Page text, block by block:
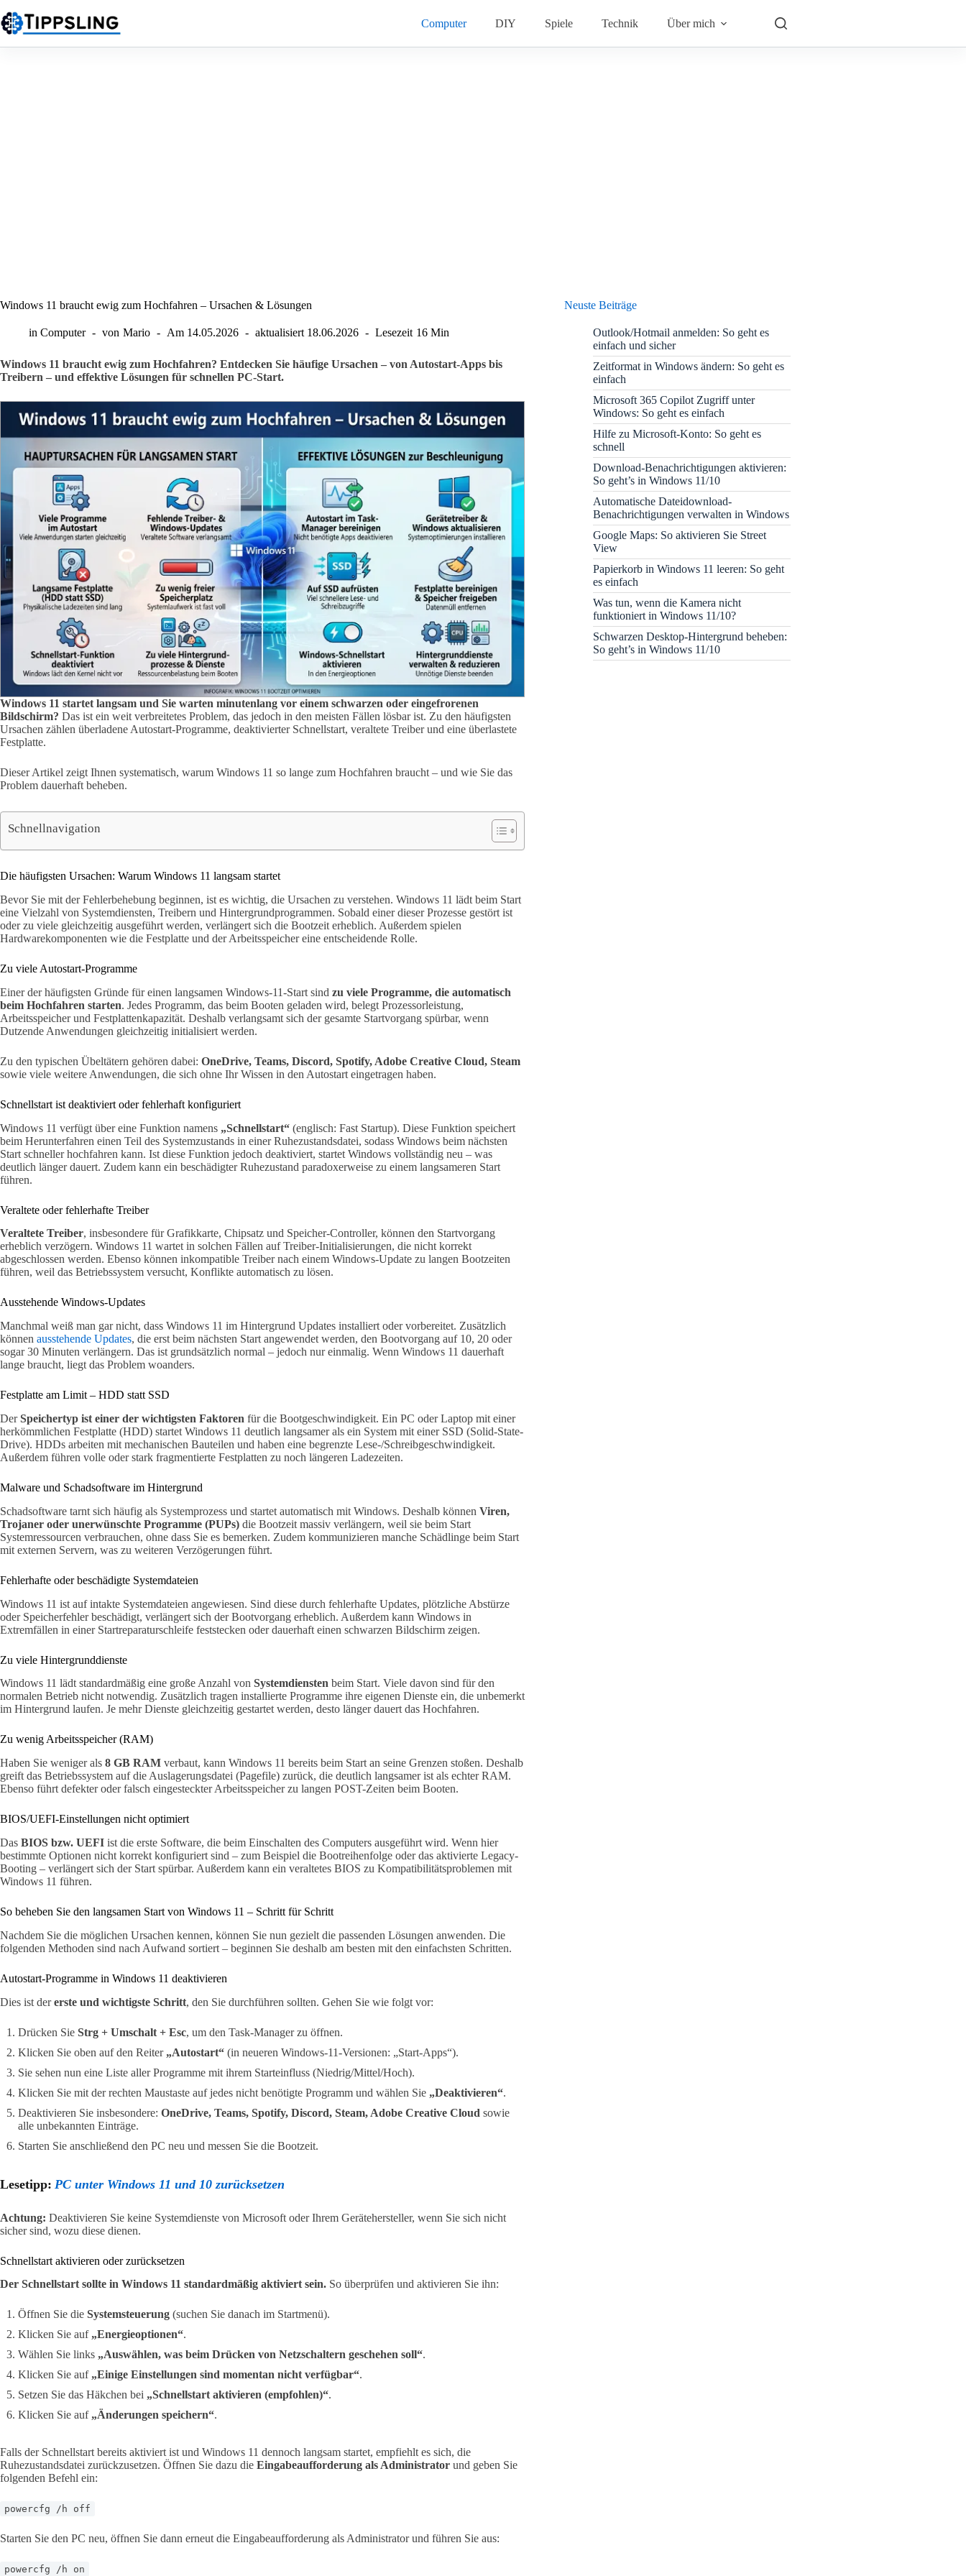
Inhalt
springen
Computer DIY Spiele Technik Über mich
Windows 11 braucht ewig zum Hochfahren – Ursachen & Lösungen
in Computer von Mario Am 14.05.2026 aktualisiert 18.06.2026 Lesezeit 16 Min
Windows 11 braucht ewig zum Hochfahren? Entdecken Sie häufige Ursachen – von Autostart-Apps bis
Treibern – und effektive Lösungen für schnellen PC-Start.
Windows 11 startet langsam und Sie warten minutenlang vor einem schwarzen oder eingefrorenen
Bildschirm? Das ist ein weit verbreitetes Problem, das jedoch in den meisten Fällen lösbar ist. Zu den häufigsten
Ursachen zählen überladene Autostart-Programme, deaktivierter Schnellstart, veraltete Treiber und eine überlastete
Festplatte.
Dieser Artikel zeigt Ihnen systematisch, warum Windows 11 so lange zum Hochfahren braucht – und wie Sie das
Problem dauerhaft beheben.
Schnellnavigation
Die häufigsten Ursachen: Warum Windows 11 langsam startet
Bevor Sie mit der Fehlerbehebung beginnen, ist es wichtig, die Ursachen zu verstehen. Windows 11 lädt beim Start
eine Vielzahl von Systemdiensten, Treibern und Hintergrundprogrammen. Sobald einer dieser Prozesse gestört ist
oder zu viele gleichzeitig ausgeführt werden, verlängert sich die Bootzeit erheblich. Außerdem spielen
Hardwarekomponenten wie die Festplatte und der Arbeitsspeicher eine entscheidende Rolle.
Zu viele Autostart-Programme
Einer der häufigsten Gründe für einen langsamen Windows-11-Start sind zu viele Programme, die automatisch
beim Hochfahren starten. Jedes Programm, das beim Booten geladen wird, belegt Prozessorleistung,
Arbeitsspeicher und Festplattenkapazität. Deshalb verlangsamt sich der gesamte Startvorgang spürbar, wenn
Dutzende Anwendungen gleichzeitig initialisiert werden.
Zu den typischen Übeltätern gehören dabei: OneDrive, Teams, Discord, Spotify, Adobe Creative Cloud, Steam
sowie viele weitere Anwendungen, die sich ohne Ihr Wissen in den Autostart eingetragen haben.
Schnellstart ist deaktiviert oder fehlerhaft konfiguriert
Windows 11 verfügt über eine Funktion namens „Schnellstart“ (englisch: Fast Startup). Diese Funktion speichert
beim Herunterfahren einen Teil des Systemzustands in einer Ruhezustandsdatei, sodass Windows beim nächsten
Start schneller hochfahren kann. Ist diese Funktion jedoch deaktiviert, startet Windows vollständig neu – was
deutlich länger dauert. Zudem kann ein beschädigter Ruhezustand paradoxerweise zu einem langsameren Start
führen.
Veraltete oder fehlerhafte Treiber
Veraltete Treiber, insbesondere für Grafikkarte, Chipsatz und Speicher-Controller, können den Startvorgang
erheblich verzögern. Windows 11 wartet in solchen Fällen auf Treiber-Initialisierungen, die nicht korrekt
abgeschlossen werden. Ebenso können inkompatible Treiber nach einem Windows-Update zu langen Bootzeiten
führen, weil das Betriebssystem versucht, Konflikte automatisch zu lösen.
Ausstehende Windows-Updates
Manchmal weiß man gar nicht, dass Windows 11 im Hintergrund Updates installiert oder vorbereitet. Zusätzlich
können ausstehende Updates, die erst beim nächsten Start angewendet werden, den Bootvorgang auf 10, 20 oder
sogar 30 Minuten verlängern. Das ist grundsätzlich normal – jedoch nur einmalig. Wenn Windows 11 dauerhaft
lange braucht, liegt das Problem woanders.
Festplatte am Limit – HDD statt SSD
DerSpeichertyp ist einer der wichtigsten Faktoren für die Bootgeschwindigkeit. Ein PC oder Laptop mit einer
herkömmlichen Festplatte (HDD) startet Windows 11 deutlich langsamer als ein System mit einer SSD (Solid-State-
Drive). HDDs arbeiten mit mechanischen Bauteilen und haben eine begrenzte Lese-/Schreibgeschwindigkeit.
Außerdem führen volle oder stark fragmentierte Festplatten zu noch längeren Ladezeiten.
Malware und Schadsoftware im Hintergrund
Schadsoftware tarnt sich häufig als Systemprozess und startet automatisch mit Windows. Deshalb können Viren,
Trojaner oder unerwünschte Programme (PUPs) die Bootzeit massiv verlängern, weil sie beim Start
Systemressourcen verbrauchen, ohne dass Sie es bemerken. Zudem kommunizieren manche Schädlinge beim Start
mit externen Servern, was zu weiteren Verzögerungen führt.
Fehlerhafte oder beschädigte Systemdateien
Windows 11 ist auf intakte Systemdateien angewiesen. Sind diese durch fehlerhafte Updates, plötzliche Abstürze
oder Speicherfehler beschädigt, verlängert sich der Bootvorgang erheblich. Außerdem kann Windows in
Extremfällen in einer Startreparaturschleife feststecken oder dauerhaft einen schwarzen Bildschirm zeigen.
Zu viele Hintergrunddienste
Windows 11 lädt standardmäßig eine große Anzahl von Systemdiensten beim Start. Viele davon sind für den
normalen Betrieb nicht notwendig. Zusätzlich tragen installierte Programme ihre eigenen Dienste ein, die unbemerkt
im Hintergrund laufen. Je mehr Dienste gleichzeitig gestartet werden, desto länger dauert das Hochfahren.
Zu wenig Arbeitsspeicher (RAM)
Haben Sie weniger als 8 GB RAM verbaut, kann Windows 11 bereits beim Start an seine Grenzen stoßen. Deshalb
greift das Betriebssystem auf die Auslagerungsdatei (Pagefile) zurück, die deutlich langsamer ist als echter RAM.
Ebenso führt defekter oder falsch eingesteckter Arbeitsspeicher zu langen POST-Zeiten beim Booten.
BIOS/UEFI-Einstellungen nicht optimiert
Das BIOS bzw. UEFI ist die erste Software, die beim Einschalten des Computers ausgeführt wird. Wenn hier
bestimmte Optionen nicht korrekt konfiguriert sind – zum Beispiel die Bootreihenfolge oder das aktivierte Legacy-
Booting – verlängert sich der Start spürbar. Außerdem kann ein veraltetes BIOS zu Kompatibilitätsproblemen mit
Windows 11 führen.
So beheben Sie den langsamen Start von Windows 11 – Schritt für Schritt
Nachdem Sie die möglichen Ursachen kennen, können Sie nun gezielt die passenden Lösungen anwenden. Die
folgenden Methoden sind nach Aufwand sortiert – beginnen Sie deshalb am besten mit den einfachsten Schritten.
Autostart-Programme in Windows 11 deaktivieren
Dies ist dererste und wichtigste Schritt, den Sie durchführen sollten. Gehen Sie wie folgt vor:
Drücken Sie Strg + Umschalt + Esc, um den Task-Manager zu öffnen.
Klicken Sie oben auf den Reiter „Autostart“ (in neueren Windows-11-Versionen: „Start-Apps“).
Sie sehen nun eine Liste aller Programme mit ihrem Starteinfluss (Niedrig/Mittel/Hoch).
Klicken Sie mit der rechten Maustaste auf jedes nicht benötigte Programm und wählen Sie „Deaktivieren“.
Deaktivieren Sie insbesondere: OneDrive, Teams, Spotify, Discord, Steam, Adobe Creative Cloud sowie
alle unbekannten Einträge.
Starten Sie anschließend den PC neu und messen Sie die Bootzeit.
Lesetipp: PC unter Windows 11 und 10 zurücksetzen
Achtung: Deaktivieren Sie keine Systemdienste von Microsoft oder Ihrem Gerätehersteller, wenn Sie sich nicht
sicher sind, wozu diese dienen.
Schnellstart aktivieren oder zurücksetzen
Der Schnellstart sollte in Windows 11 standardmäßig aktiviert sein. So überprüfen und aktivieren Sie ihn:
Öffnen Sie die Systemsteuerung (suchen Sie danach im Startmenü).
Klicken Sie auf „Energieoptionen“.
Wählen Sie links „Auswählen, was beim Drücken von Netzschaltern geschehen soll“.
Klicken Sie auf „Einige Einstellungen sind momentan nicht verfügbar“.
Setzen Sie das Häkchen bei „Schnellstart aktivieren (empfohlen)“.
Klicken Sie auf „Änderungen speichern“.
Falls der Schnellstart bereits aktiviert ist und Windows 11 dennoch langsam startet, empfiehlt es sich, die
Ruhezustandsdatei zurückzusetzen. Öffnen Sie dazu die Eingabeaufforderung als Administrator und geben Sie
folgenden Befehl ein:
powercfg /h off
Starten Sie den PC neu, öffnen Sie dann erneut die Eingabeaufforderung als Administrator und führen Sie aus:
powercfg /h on
Neuste Beiträge
Outlook/Hotmail anmelden: So geht es
einfach und sicher
Zeitformat in Windows ändern: So geht es
einfach
Microsoft 365 Copilot Zugriff unter
Windows: So geht es einfach
Hilfe zu Microsoft-Konto: So geht es
schnell
Download-Benachrichtigungen aktivieren:
So geht’s in Windows 11/10
Automatische Dateidownload-
Benachrichtigungen verwalten in Windows
Google Maps: So aktivieren Sie Street
View
Papierkorb in Windows 11 leeren: So geht
es einfach
Was tun, wenn die Kamera nicht
funktioniert in Windows 11/10?
Schwarzen Desktop-Hintergrund beheben:
So geht’s in Windows 11/10